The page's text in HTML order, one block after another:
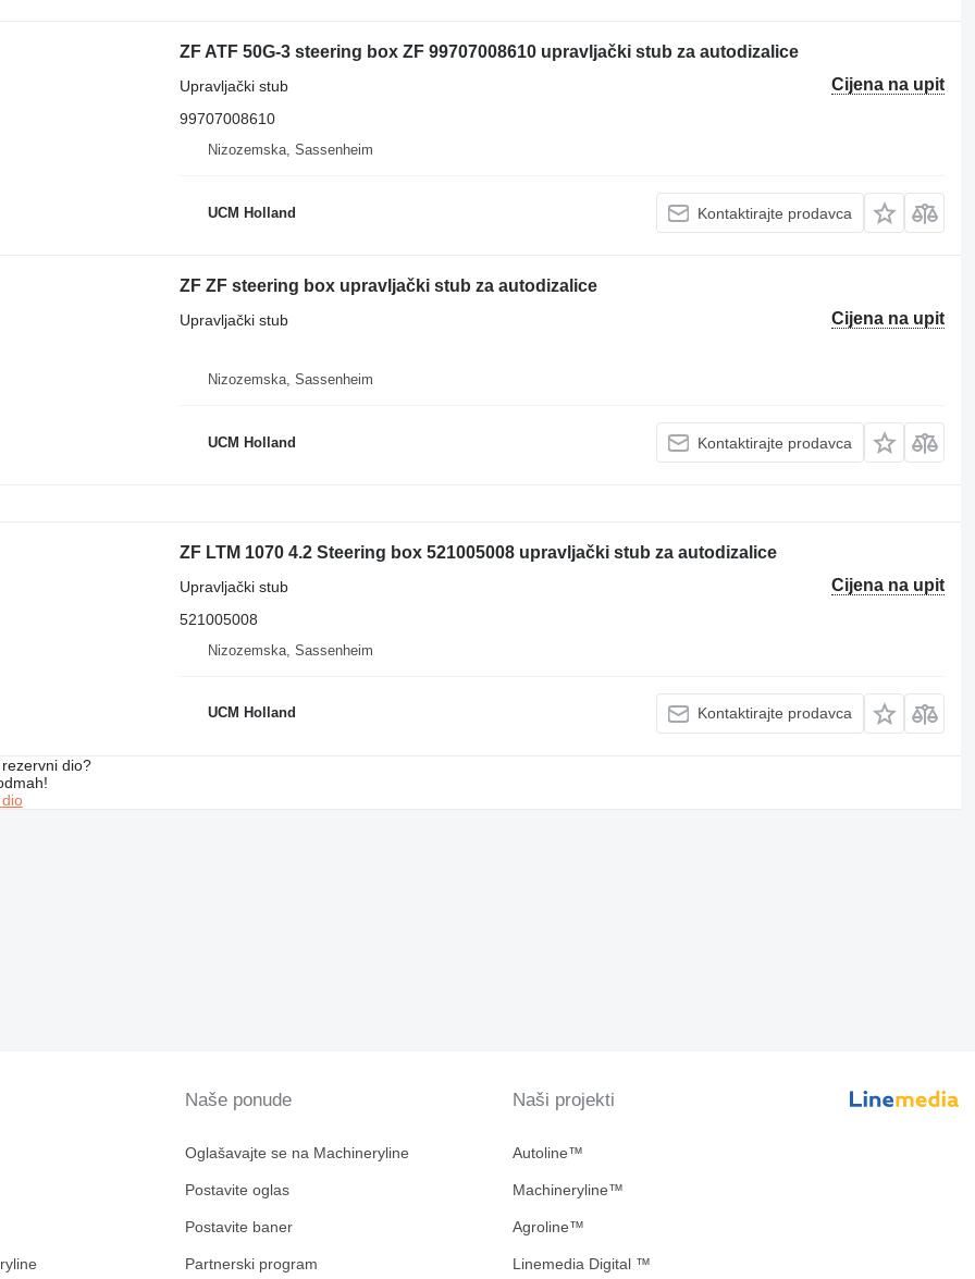
ZF ATF 50G-3 steering box ZF 99707008610 upravljački stub za autodizalice
Cijena na upit
Upravljački stub
99707008610
Nizozemska, Sassenheim
UCM Holland Kontaktirajte prodavca
ZF ZF steering box upravljački stub za autodizalice
Cijena na upit
Upravljački stub
Nizozemska, Sassenheim
UCM Holland Kontaktirajte prodavca
ZF LTM 1070 4.2 Steering box 521005008 upravljački stub za autodizalice
Cijena na upit
Upravljački stub
521005008
Nizozemska, Sassenheim
UCM Holland Kontaktirajte prodavca
dio?
Naše ponude
Oglašavajte se na Machineryline
Postavite oglas
Postavite baner
Partnerski program
Naši projekti
Autoline™
Machineryline™
Agroline™
Linemedia Digital ™